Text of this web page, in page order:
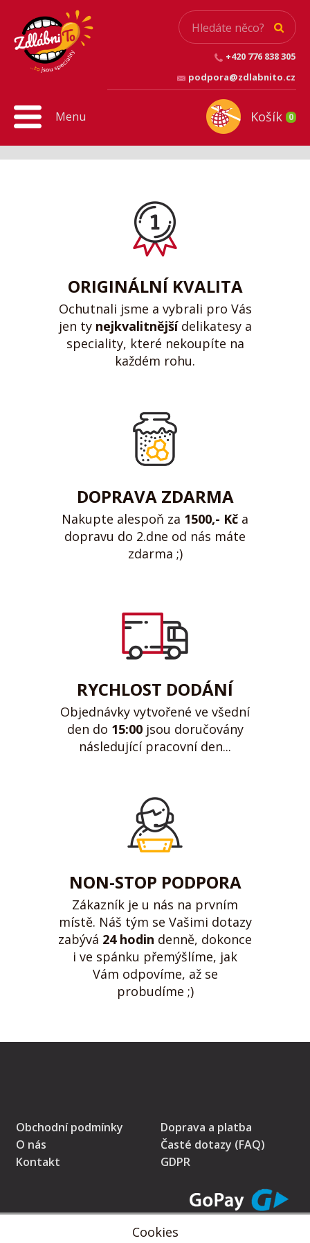
Cookies
+420 776 838 305
podpora@zdlabnito.cz
Košík 0
Menu
ORIGINÁLNÍ KVALITA
Ochutnali jsme a vybrali pro Vás
jen ty nejkvalitnějšídelikatesy a
speciality, které nekoupíte na
každém rohu.
DOPRAVA ZDARMA
Nakupte alespoň za 1500,- Kč a
dopravu do 2.dne od nás máte
zdarma ;)
RYCHLOST DODÁNÍ
Objednávky vytvořené ve všední
den do 15:00jsou doručovány
následující pracovní den...
NON-STOP PODPORA
Zákazník je u nás na prvním
místě. Náš tým se Vašimi dotazy
zabývá 24 hodin denně, dokonce
i ve spánku přemýšlíme, jak
Vám odpovíme, až se
probudíme ;)
Obchodní podmínky
O nás
Kontakt
Doprava a platba
Časté dotazy (FAQ)
GDPR